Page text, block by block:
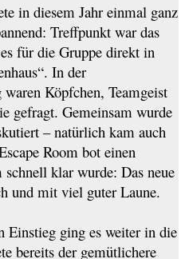
in diesem Jahr einmal ganz
Treffpunkt war das
für die Gruppe direkt in
In der
Köpfchen, Teamgeist
gefragt. Gemeinsam wurde
– natürlich kam auch
Room bot einen
klar wurde: Das neue
und mit viel guter Laune.
Einstieg ging es weiter in die
bereits der gemütlichere